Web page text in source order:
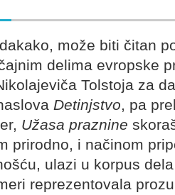
može biti čitan
delima evropske
Tolstoja za
Detinjstvo, pa
Užasa praznine
prirodno, i načinom
ulazi u korpus
reprezentovala